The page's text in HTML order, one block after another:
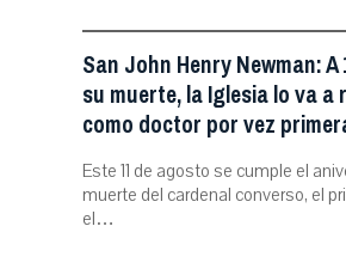
San John Henry Newman:
su muerte, la Iglesia lo va a
como doctor por vez
Este 11 de agosto se cumple el
muerte del cardenal converso, el
el…